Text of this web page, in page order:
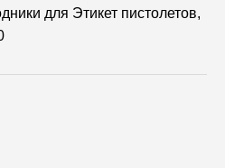
для Этикет пистолетов,